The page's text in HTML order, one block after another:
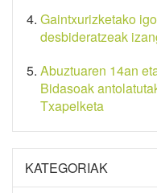
Gaintxurizketako
desbideratzeak
Abuztuaren 14an
Bidasoak
Txapelketa
KATEGORIAK